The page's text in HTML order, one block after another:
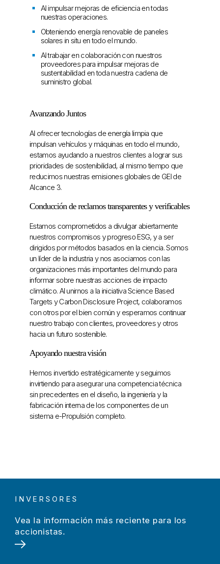
Al impulsar mejoras de eficiencia en todas
nuestras operaciones.
Obteniendo energía renovable de paneles
solares in situ en todo el mundo.
Al trabajar en colaboración con nuestros
proveedores para impulsar mejoras de
sustentabilidad en toda nuestra cadena de
suministro global.
Avanzando Juntos
Al ofrecer tecnologías de energía limpia que
impulsan vehículos y máquinas en todo el mundo,
estamos ayudando a nuestros clientes a lograr sus
prioridades de sostenibilidad, al mismo tiempo que
reducimos nuestras emisiones globales de GEI de
Alcance 3.
Conducción de reclamos transparentes y verificables
Estamos comprometidos a divulgar abiertamente
nuestros compromisos y progreso ESG, y a ser
dirigidos por métodos basados ​​en la ciencia. Somos
un líder de la industria y nos asociamos con las
organizaciones más importantes del mundo para
informar sobre nuestras acciones de impacto
climático. Al unirnos a la iniciativa Science Based
Targets y Carbon Disclosure Project, colaboramos
con otros por el bien común y esperamos continuar
nuestro trabajo con clientes, proveedores y otros
hacia un futuro sostenible.
Apoyando nuestra visión
Hemos invertido estratégicamente y seguimos
invirtiendo para asegurar una competencia técnica
sin precedentes en el diseño, la ingeniería y la
fabricación interna de los componentes de un
sistema e-Propulsión completo.
INVERSORES
Vea la información más reciente para los
accionistas.